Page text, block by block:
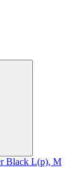
Black L(р), M